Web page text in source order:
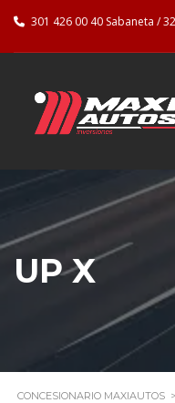
301 426 00 40 Sabaneta /
UP X
CONCESIONARIO MAXIAUTOS >